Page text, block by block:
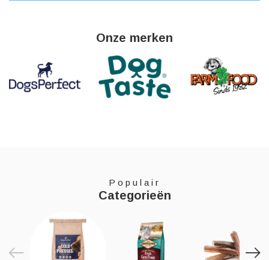
Onze merken
Populair
Categorieën